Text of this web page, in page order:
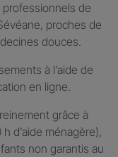
de
proches de
douces.
à l’aide de
en ligne.
grâce à
d’aide ménagère),
non garantis au